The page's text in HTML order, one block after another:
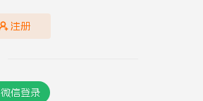
注册
微信登录